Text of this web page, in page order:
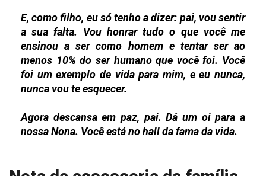
E, como filho, eu só tenho a dizer: pai, vou sentir
a sua falta. Vou honrar tudo o que você me
ensinou a ser como homem e tentar ser ao
menos 10% do ser humano que você foi. Você
foi um exemplo de vida para mim, e eu nunca,
nunca vou te esquecer.
Agora descansa em paz, pai. Dá um oi para a
nossa Nona. Você está no hall da fama da vida.